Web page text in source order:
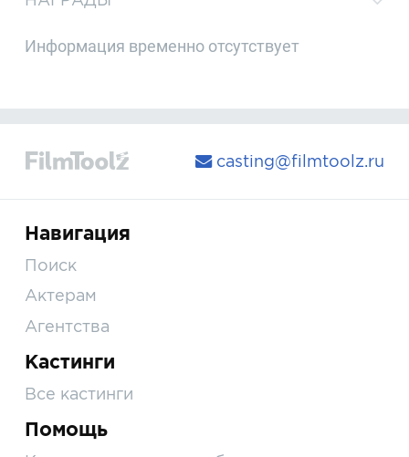
Информация временно отсутствует
casting@filmtoolz.ru
Навигация
Поиск
Актерам
Агентства
Кастинги
Все кастинги
Помощь